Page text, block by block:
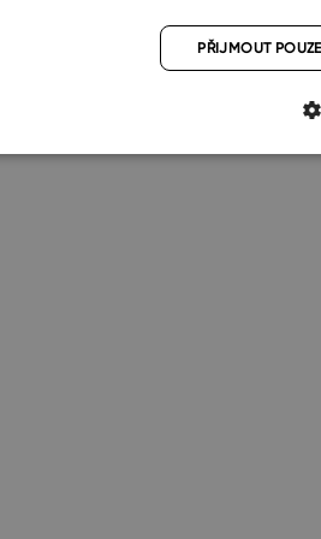
svého podnikání sledovatelné
marketingové kampaně?
PŘIJMOUT